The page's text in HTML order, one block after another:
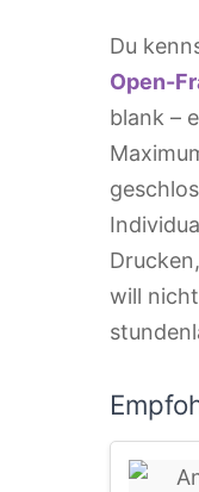
Du
Open-
blank –
will